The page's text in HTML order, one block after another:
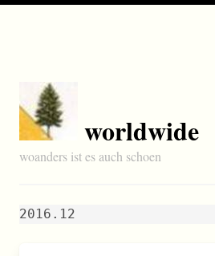
worldwide
woanders ist es auch schoen
2016.12